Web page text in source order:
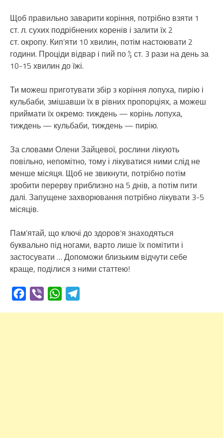
Щоб правильно заварити коріння, потрібно взяти 1
ст. л. сухих подрібнених коренів і залити їх 2
ст. окропу. Кип’яти 10 хвилин, потім настоювати 2
години. Проціди відвар і пий по ½ ст. 3 рази на день за
10-15 хвилин до їжі.
Ти можеш приготувати збір з коріння лопуха, пирію і
кульбаби, змішавши їх в рівних пропорціях, а можеш
приймати їх окремо: тиждень — корінь лопуха,
тиждень — кульбаби, тиждень — пирію.
За словами Олени Зайцевої, рослини лікують
повільно, непомітно, тому і лікуватися ними слід не
менше місяця. Щоб не звикнути, потрібно потім
зробити перерву приблизно на 5 днів, а потім пити
далі. Запущене захворювання потрібно лікувати 3-5
місяців.
Пам’ятай, що ключі до здоров’я знаходяться
буквально під ногами, варто лише їх помітити і
застосувати … Допоможи близьким відчути себе
краще, поділися з ними статтею!
Facebook
Viber WhatsApp